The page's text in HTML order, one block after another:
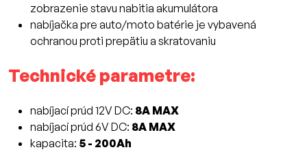
zobrazenie stavu nabitia akumulátora
nabíjačka pre auto/moto batérie je vybavená
ochranou proti prepätiu a skratovaniu
Technické parametre:
nabíjací prúd 12V DC: 8A MAX
nabíjací prúd 6V DC: 8A MAX
kapacita: 5 - 200Ah